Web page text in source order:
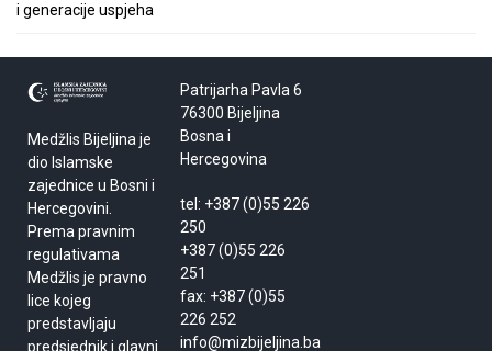
i generacije uspjeha
Medžlis Bijeljina je
dio Islamske
zajednice u Bosni i
Hercegovini.
Prema pravnim
regulativama
Medžlis je pravno
lice kojeg
predstavljaju
predsjednik i glavni
Patrijarha Pavla 6
76300 Bijeljina
Bosna i
Hercegovina
tel: +387 (0)55 226
250
+387 (0)55 226
251
fax: +387 (0)55
226 252
info@mizbijeljina.ba